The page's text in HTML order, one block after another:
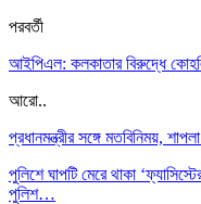
পরবর্তী
আইপিএল: কলকাতার বিরুদ্ধে
আরো..
প্রধানমন্ত্রীর সঙ্গে মতবিনিময়,
পুলিশে ঘাপটি মেরে থাকা
পুলিশ…